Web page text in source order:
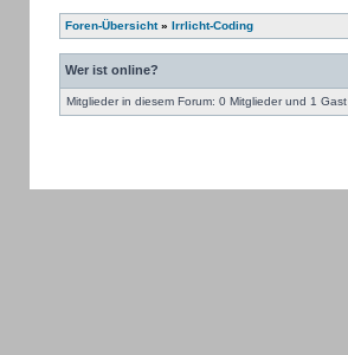
Foren-Übersicht» Irrlicht-Coding
Wer ist online?
Mitglieder in diesem Forum: 0 Mitglieder und 1 Gast